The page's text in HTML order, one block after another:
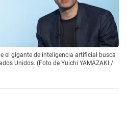
el gigante de inteligencia artificial busca
Unidos. (Foto de Yuichi YAMAZAKI /